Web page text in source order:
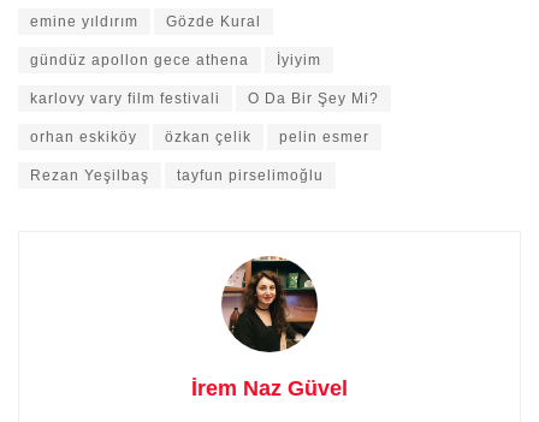
emine yıldırım Gözde Kural
gündüz apollon gece athena İyiyim
karlovy vary film festivali O Da Bir Şey Mi?
orhan eskiköy özkan çelik pelin esmer
Rezan Yeşilbaş tayfun pirselimoğlu
İrem Naz Güvel